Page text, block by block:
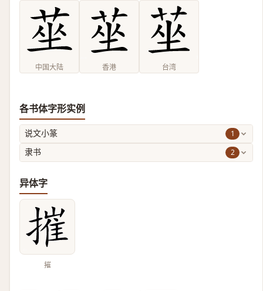
中国大陆 香港 台湾
各书体字形实例
说文小篆 1
隶书 2
异体字
摧